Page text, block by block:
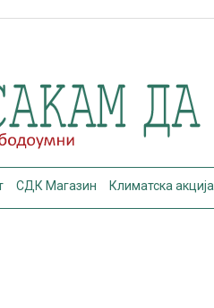
СДК Магазин Климатска акција